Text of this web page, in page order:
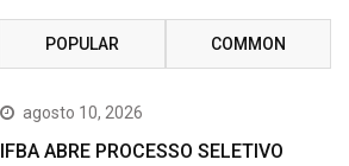
POPULAR COMMON
agosto 10, 2026
IFBA ABRE PROCESSO SELETIVO